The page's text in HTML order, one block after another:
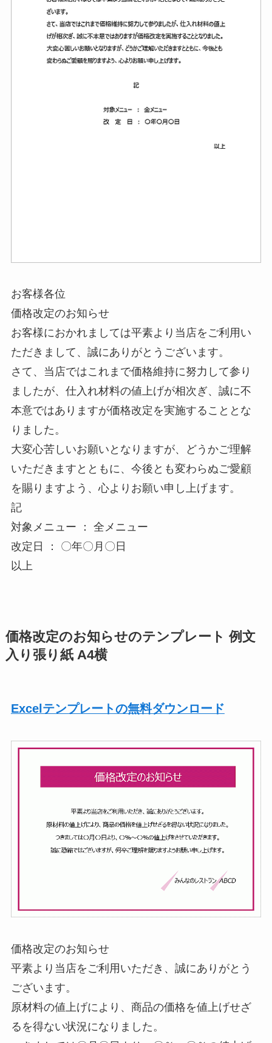
お客様各位
価格改定のお知らせ
お客様におかれましては平素より当店をご利用い
ただきまして、誠にありがとうございます。
さて、当店ではこれまで価格維持に努力して参り
ましたが、仕入れ材料の値上げが相次ぎ、誠に不
本意ではありますが価格改定を実施することとな
りました。
大変心苦しいお願いとなりますが、どうかご理解
いただきますとともに、今後とも変わらぬご愛顧
を賜りますよう、心よりお願い申し上げます。
記
対象メニュー ： 全メニュー
改定日 ： 〇年〇月〇日
以上
価格改定のお知らせのテンプレート 例文
入り張り紙 A4横
Excelテンプレートの無料ダウンロード
価格改定のお知らせ
平素より当店をご利用いただき、誠にありがとう
ございます。
原材料の値上げにより、商品の価格を値上げせざ
るを得ない状況になりました。